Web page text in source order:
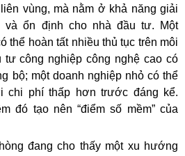
vùng, mà nằm ở khả năng giải
và ổn định cho nhà đầu tư. Một
thể hoàn tất nhiều thủ tục trên môi
công nghiệp công nghệ cao có
bộ; một doanh nghiệp nhỏ có thể
chi phí thấp hơn trước đáng kể.
đó tạo nên “điểm số mềm” của
đang cho thấy một xu hướng